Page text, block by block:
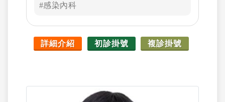
#感染內科
詳細介紹 初診掛號 複診掛號